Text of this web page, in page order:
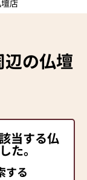
店
辺の仏壇
当する仏
た。
する